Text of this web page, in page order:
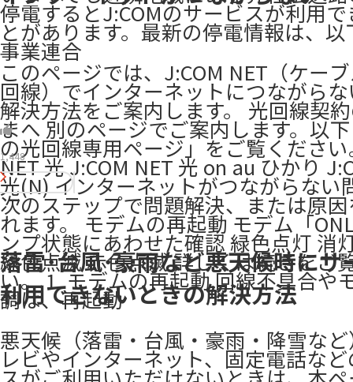
停電するとJ:COMのサービスが利用
とがあります。最新の停電情報は、
事業連合
このページでは、J:COM NET（ケー
回線）でインターネットにつながら
解決方法をご案内します。 光回線契
まへ 別のページでご案内します。以
の光回線専用ページ」をご覧ください
NET 光 J:COM NET 光 on au ひかり
光(N) インターネットがつながらない
次のステップで問題解決、または原
れます。 モデムの再起動 モデム「
ンプ状態にあわせた確認 緑色点灯 消
緑色点滅 赤色点滅 詳しくは続きをご
い。 1. モデムの再起動 回線不具合や
調は、再起動
1,448
落雷･台風･豪雨など悪天候時にサ
利用できないときの解決方法
悪天候（落雷・台風・豪雨・降雪な
レビやインターネット、固定電話な